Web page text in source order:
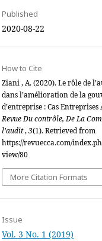
Published
2020-08-22
How to Cite
Ziani , A. (2020). Le rôle de
dans l’amélioration de la
d’entreprise : Cas Entreprises
Revue Du contrôle, De La
l’audit,3(1). Retrieved from
https://revuecca.com/
view/80
More Citation Formats
Issue
Vol. 3 No. 1 (2019)